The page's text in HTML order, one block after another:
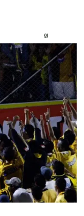
X